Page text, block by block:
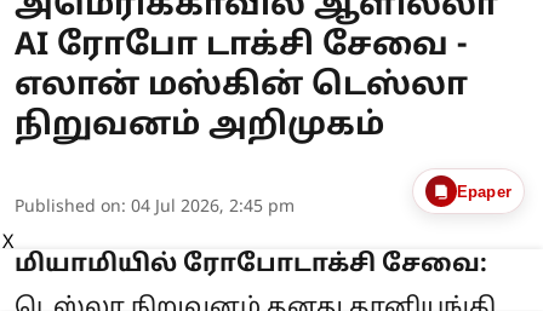
AI ரோபோ டாக்சி சேவை -
எலான் மஸ்கின் டெஸ்லா
நிறுவனம் அறிமுகம்
Published on: 04 Jul 2026, 2:45 pm
மியாமியில் ரோபோடாக்சி சேவை:
Epaper
X